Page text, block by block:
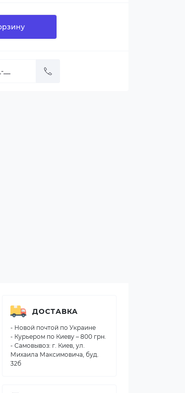
ДОСТАВКА
- Новой почтой по Украине
- Курьером по Киеву – 800 грн.
- Самовывоз: г. Киев, ул.
Михаила Максимовича, буд.
32б